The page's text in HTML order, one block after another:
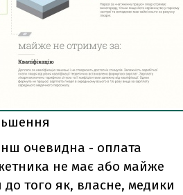
очевидна - оплата
не має або майже
того як, власне, медики